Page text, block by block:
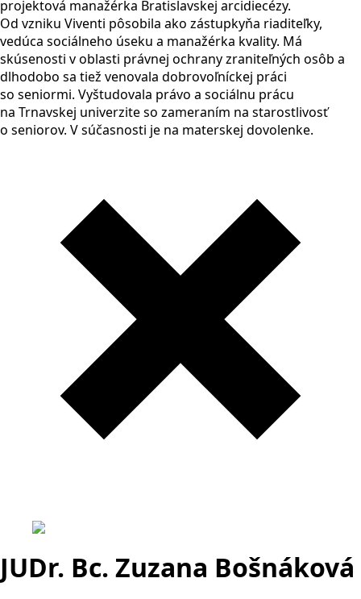
projektová manažérka Bratislavskej arcidiecézy.
Od vzniku Viventi pôsobila ako zástupkyňa riaditeľky,
vedúca sociálneho úseku a manažérka kvality. Má
skúsenosti v oblasti právnej ochrany zraniteľných osôb a
dlhodobo sa tiež venovala dobrovoľníckej práci
so seniormi. Vyštudovala právo a sociálnu prácu
na Trnavskej univerzite so zameraním na starostlivosť
o seniorov. V súčasnosti je na materskej dovolenke.
JUDr. Bc. Zuzana Bošnáková